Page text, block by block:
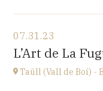
Escalarre (La
église
at21H00
07.31.23
L’Art de La
Taüll (Vall de Boí) -